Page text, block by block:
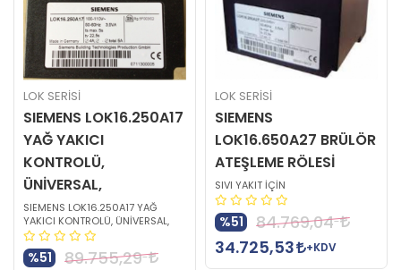
LOK SERİSİ
SIEMENS LOK16.250A17
YAĞ YAKICI
KONTROLÜ,
ÜNİVERSAL,
SIEMENS LOK16.250A17 YAĞ
YAKICI KONTROLÜ, ÜNİVERSAL,
%51
89.755,29
LOK SERİSİ
SIEMENS
LOK16.650A27 BRÜLÖR
ATEŞLEME RÖLESİ
SIVI YAKIT İÇİN
%51
84.769,04
34.725,53
+KDV